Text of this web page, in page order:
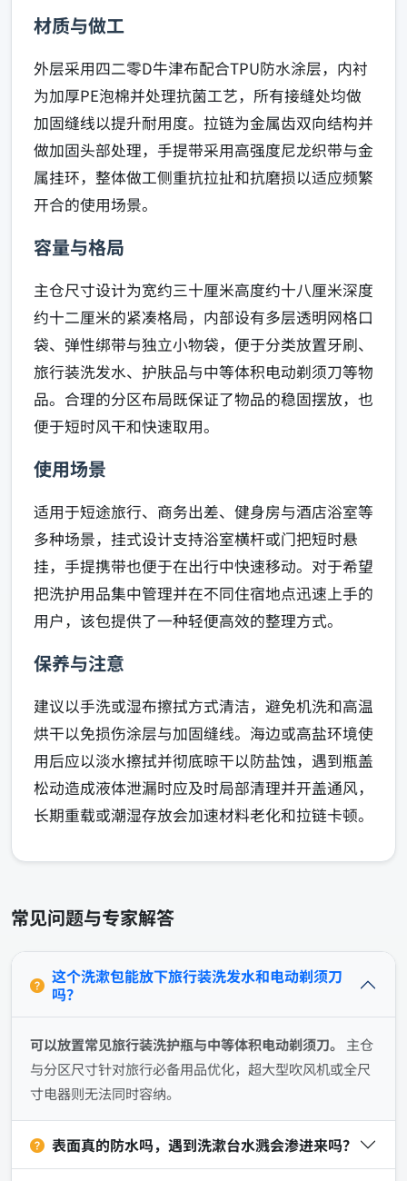
材质与做工
外层采用四二零D牛津布配合TPU防水涂层，内衬
为加厚PE泡棉并处理抗菌工艺，所有接缝处均做
加固缝线以提升耐用度。拉链为金属齿双向结构并
做加固头部处理，手提带采用高强度尼龙织带与金
属挂环，整体做工侧重抗拉扯和抗磨损以适应频繁
开合的使用场景。
容量与格局
主仓尺寸设计为宽约三十厘米高度约十八厘米深度
约十二厘米的紧凑格局，内部设有多层透明网格口
袋、弹性绑带与独立小物袋，便于分类放置牙刷、
旅行装洗发水、护肤品与中等体积电动剃须刀等物
品。合理的分区布局既保证了物品的稳固摆放，也
便于短时风干和快速取用。
使用场景
适用于短途旅行、商务出差、健身房与酒店浴室等
多种场景，挂式设计支持浴室横杆或门把短时悬
挂，手提携带也便于在出行中快速移动。对于希望
把洗护用品集中管理并在不同住宿地点迅速上手的
用户，该包提供了一种轻便高效的整理方式。
保养与注意
建议以手洗或湿布擦拭方式清洁，避免机洗和高温
烘干以免损伤涂层与加固缝线。海边或高盐环境使
用后应以淡水擦拭并彻底晾干以防盐蚀，遇到瓶盖
松动造成液体泄漏时应及时局部清理并开盖通风，
长期重载或潮湿存放会加速材料老化和拉链卡顿。
常见问题与专家解答
这个洗漱包能放下旅行装洗发水和电动剃须刀
吗？
可以放置常见旅行装洗护瓶与中等体积电动剃须刀。 主仓
与分区尺寸针对旅行必备用品优化，超大型吹风机或全尺
寸电器则无法同时容纳。
表面真的防水吗，遇到洗漱台水溅会渗进来吗？